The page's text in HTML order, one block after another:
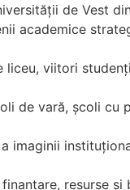
de Vest
academice
viitori
de vară, şcoli
imaginii
resurse